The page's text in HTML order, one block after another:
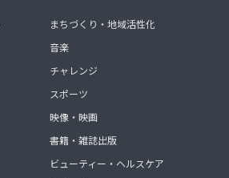
まちづくり・地域活性化
音楽
チャレンジ
スポーツ
映像・映画
書籍・雑誌出版
ビューティー・ヘルスケア